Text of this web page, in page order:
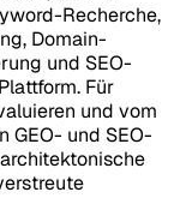
Recherche,
Domain-
und SEO-
Für
und vom
GEO- und SEO-